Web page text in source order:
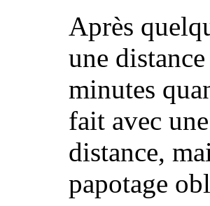
Après
une
minutes
fait avec
distance,
papotage